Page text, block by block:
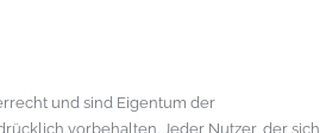
und sind Eigentum der
vorbehalten. Jeder Nutzer, der sich